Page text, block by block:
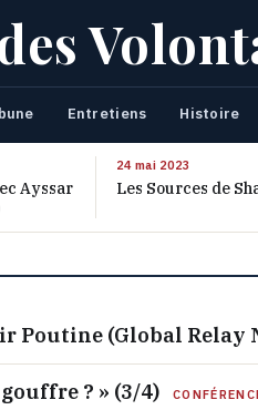
Entretiens Histoire
Ayssar
24 mai 2023
Les Sources de
Poutine (Global Relay
? » (3/4)